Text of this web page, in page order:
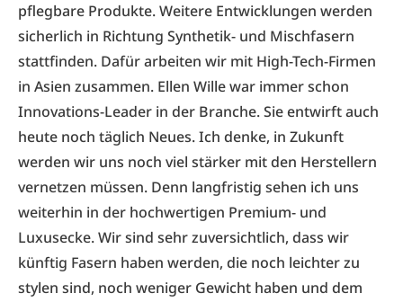
pflegbare Produkte. Weitere Entwicklungen werden
sicherlich in Richtung Synthetik- und Mischfasern
stattfinden. Dafür arbeiten wir mit High-Tech-Firmen
in Asien zusammen. Ellen Wille war immer schon
Innovations-Leader in der Branche. Sie entwirft auch
heute noch täglich Neues. Ich denke, in Zukunft
werden wir uns noch viel stärker mit den Herstellern
vernetzen müssen. Denn langfristig sehen ich uns
weiterhin in der hochwertigen Premium- und
Luxusecke. Wir sind sehr zuversichtlich, dass wir
künftig Fasern haben werden, die noch leichter zu
stylen sind, noch weniger Gewicht haben und dem